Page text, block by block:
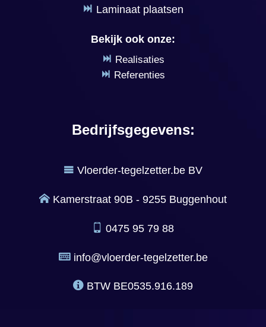
Laminaat plaatsen
Bekijk ook onze:
Realisaties
Referenties
Bedrijfsgegevens:
Vloerder-tegelzetter.be BV
Kamerstraat 90B - 9255 Buggenhout
0475 95 79 88
info@vloerder-tegelzetter.be
BTW BE0535.916.189